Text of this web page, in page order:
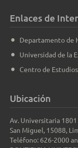
Enlaces de
Departamento de
Universidad de la
Centro de
Ubicación
Av. Universitaria 1801
San Miguel, 15088,
Teléfono: 626-2000